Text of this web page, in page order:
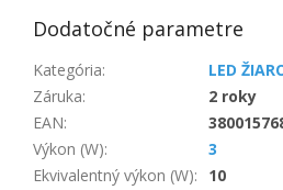
Dodatočné parametre
Kategória:
LED
Záruka:
2 roky
EAN:
Výkon (W):
3
Ekvivalentný výkon (W):
10